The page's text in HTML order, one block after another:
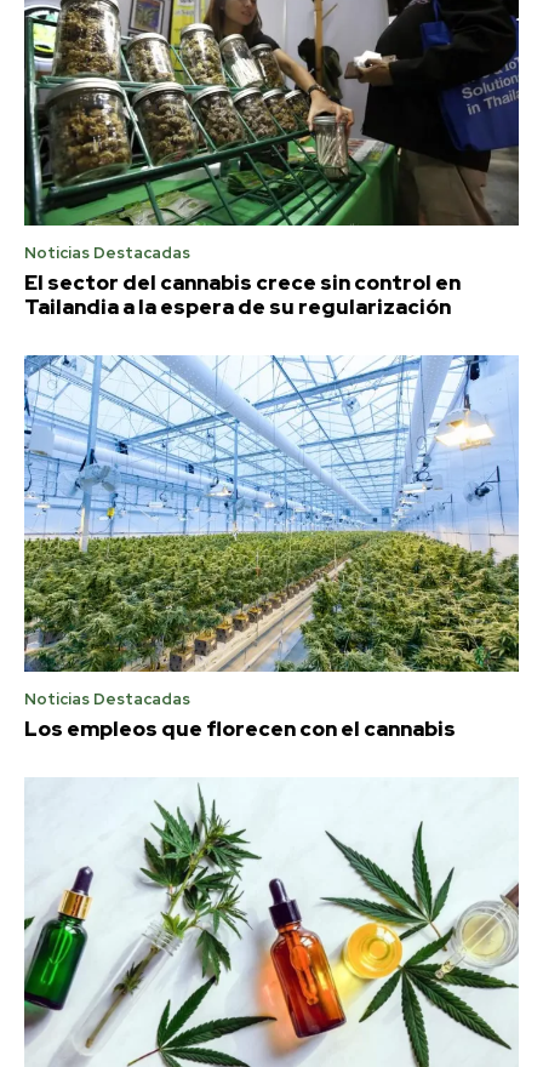
Noticias Destacadas
El sector del cannabis crece sin control en
Tailandia a la espera de su regularización
Noticias Destacadas
Los empleos que florecen con el cannabis